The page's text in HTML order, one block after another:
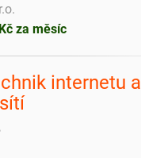
za měsíc
internetu a